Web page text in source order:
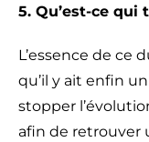
5. Qu’est-ce qui
L’essence de ce
qu’il y ait enfin
stopper
afin de retrouver